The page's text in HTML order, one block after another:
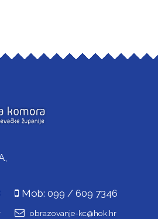
Mob: 099 / 609 7346
obrazovanje-kc@hok.hr